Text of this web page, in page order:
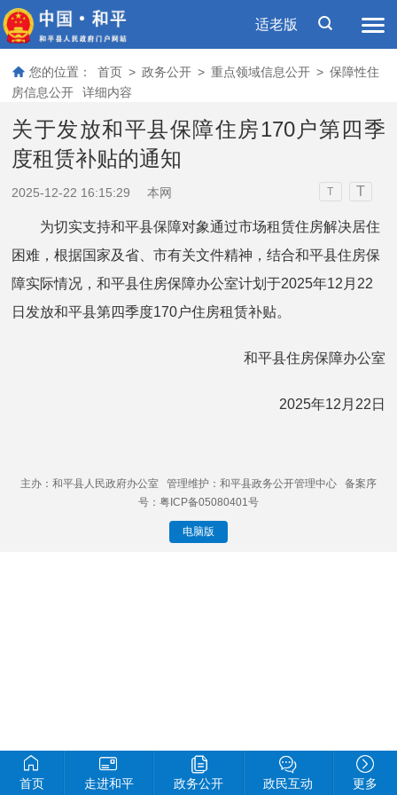
适老版
您的位置： 首页 > 政务公开 > 重点领域信息公开 > 保障性住
房信息公开
详细内容
关于发放和平县保障住房170户第四季
度租赁补贴的通知
2025-12-22 16:15:29 本网 T T
为切实支持和平县保障对象通过市场租赁住房解决居住
困难，根据国家及省、市有关文件精神，结合和平县住房保
障实际情况，和平县住房保障办公室计划于2025年12月22
日发放和平县第四季度170户住房租赁补贴。
和平县住房保障办公室
2025年12月22日
主办：和平县人民政府办公室 管理维护：和平县政务公开管理中心 备案序
号：粤ICP备05080401号
电脑版
首页 走进和平 政务公开 政民互动 更多